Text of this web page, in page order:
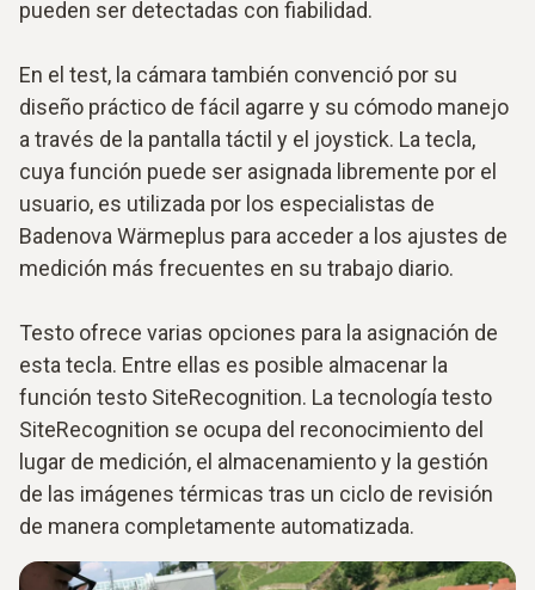
pueden ser detectadas con fiabilidad.
En el test, la cámara también convenció por su
diseño práctico de fácil agarre y su cómodo manejo
a través de la pantalla táctil y el joystick. La tecla,
cuya función puede ser asignada libremente por el
usuario, es utilizada por los especialistas de
Badenova Wärmeplus para acceder a los ajustes de
medición más frecuentes en su trabajo diario.
Testo ofrece varias opciones para la asignación de
esta tecla. Entre ellas es posible almacenar la
función testo SiteRecognition. La tecnología testo
SiteRecognition se ocupa del reconocimiento del
lugar de medición, el almacenamiento y la gestión
de las imágenes térmicas tras un ciclo de revisión
de manera completamente automatizada.